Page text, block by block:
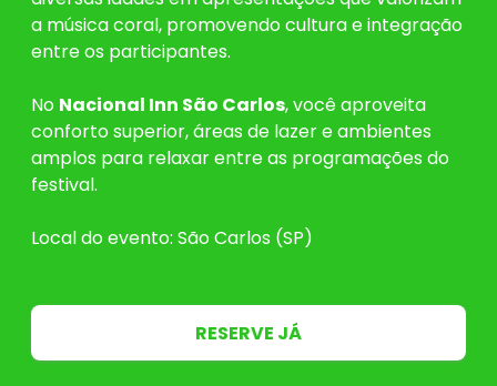
a música coral, promovendo cultura e integração
entre os participantes.
No Nacional Inn São Carlos, você aproveita
conforto superior, áreas de lazer e ambientes
amplos para relaxar entre as programações do
festival.
Local do evento: São Carlos (SP)
RESERVE JÁ